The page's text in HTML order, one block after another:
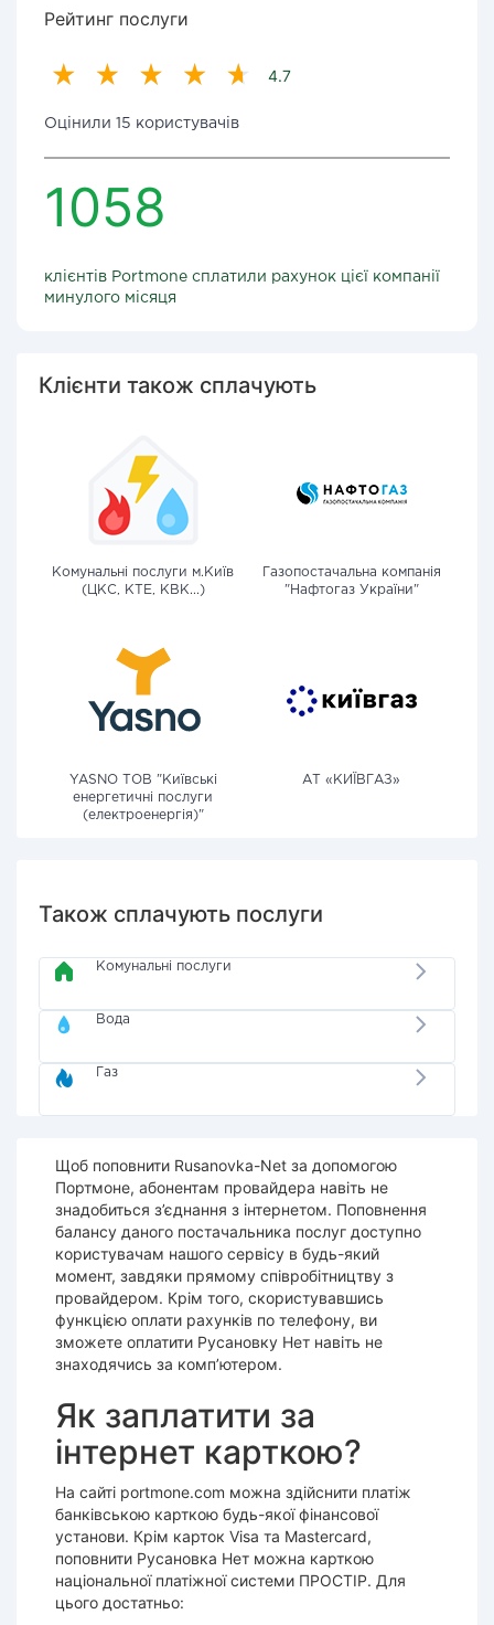
Рейтинг послуги
4.7
Оцінили 15 користувачів
1058
клієнтів Portmone сплатили рахунок цієї компанії
минулого місяця
Клієнти також сплачують
Комунальні послуги м.Київ
(ЦКС, КТЕ, КВК...)
Газопостачальна компанія
"Нафтогаз України"
YASNO ТОВ "Київські
енергетичні послуги
(електроенергія)"
АТ «КИЇВГАЗ»
Також сплачують послуги
Комунальні послуги
Вода
Газ
Щоб поповнити Rusanovka-Net за допомогою
Портмоне, абонентам провайдера навіть не
знадобиться з’єднання з інтернетом. Поповнення
балансу даного постачальника послуг доступно
користувачам нашого сервісу в будь-який
момент, завдяки прямому співробітництву з
провайдером. Крім того, скористувавшись
функцією оплати рахунків по телефону, ви
зможете оплатити Русановку Нет навіть не
знаходячись за комп’ютером.
Як заплатити за
інтернет карткою?
На сайті portmone.com можна здійснити платіж
банківською карткою будь-якої фінансової
установи. Крім карток Visa та Mastercard,
поповнити Русановка Нет можна карткою
національної платіжної системи ПРОСТІР. Для
цього достатньо: